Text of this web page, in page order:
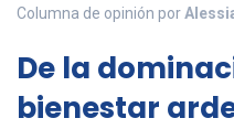
Columna de opinión por
De la
bienestar